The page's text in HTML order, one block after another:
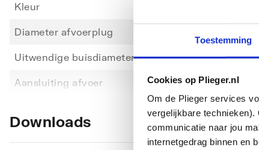
Toestemming
Cookies op Plieger.nl
Om de Plieger services
vergelijkbare
communicatie naar jou
internetgedrag binnen en
Kleur
Diameter afvoerplug
Uitwendige buisdiameter afvoer 0
Aansluiting afvoer
Ja
Toon
Downloads